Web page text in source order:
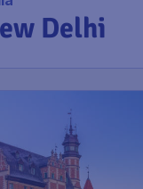
Airport Schiphol
International Airport